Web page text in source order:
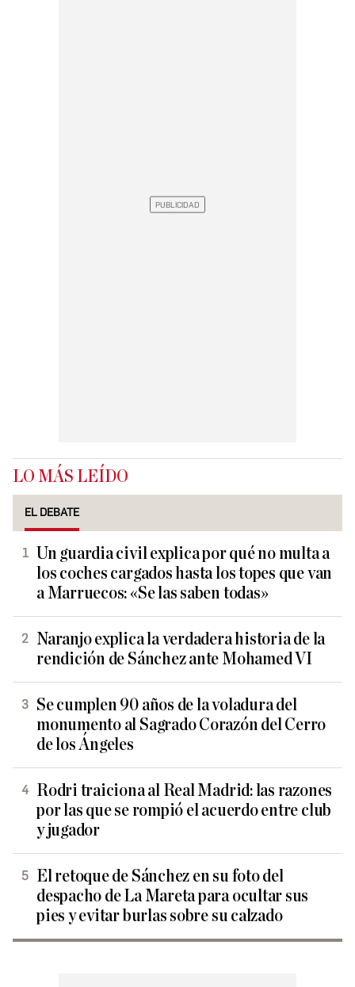
LO MÁS LEÍDO
EL DEBATE
Un guardia civil explica por qué no multa a
los coches cargados hasta los topes que van
a Marruecos: «Se las saben todas»
Naranjo explica la verdadera historia de la
rendición de Sánchez ante Mohamed VI
Se cumplen 90 años de la voladura del
monumento al Sagrado Corazón del Cerro
de los Ángeles
Rodri traiciona al Real Madrid: las razones
por las que se rompió el acuerdo entre club
y jugador
El retoque de Sánchez en su foto del
despacho de La Mareta para ocultar sus
pies y evitar burlas sobre su calzado